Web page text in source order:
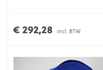
€ 292,28 incl. BTW